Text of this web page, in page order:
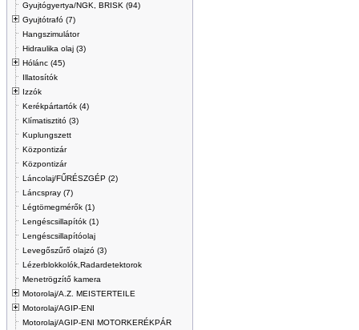
Gyujtógyertya/NGK, BRISK (94)
Gyujtótrafó (7)
Hangszimulátor
Hidraulika olaj (3)
Hólánc (45)
Illatosítók
Izzók
Kerékpártartók (4)
Klímatisztitó (3)
Kuplungszett
Központizár
Központizár
Láncolaj/FŰRÉSZGÉP (2)
Láncspray (7)
Légtömegmérők (1)
Lengéscsillapítók (1)
Lengéscsillapítóolaj
Levegőszűrő olajzó (3)
Lézerblokkolók,Radardetektorok
Menetrögzítő kamera
Motorolaj/A.Z. MEISTERTEILE
Motorolaj/AGIP-ENI
Motorolaj/AGIP-ENI MOTORKERÉKPÁR